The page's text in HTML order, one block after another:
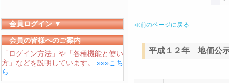
≪前のページに戻る
平成１２年 地価公
会員ログイン ▼
ユーザーID
パスワード
会員の皆様へのご案内
「ログイン方法」や「各種機能と使い
方」などを説明しています。 »»»こち
ら